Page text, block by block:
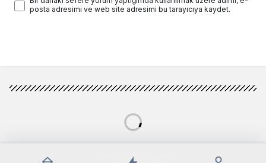
posta adresimi ve web site adresimi bu tarayıcıya kaydet.